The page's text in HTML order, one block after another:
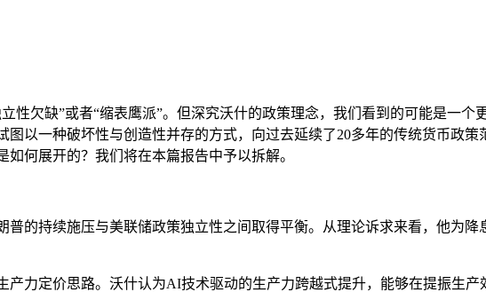
性欠缺”或者“缩表鹰派”。 但深究沃什的政策理念，我们看到的可能是一个
以一种破坏性与创造性并存的方式，向过去延续了20多年的传统货币政
何展开的？我们将在本篇报告中予以拆解。
的持续施压与美联储政策独立性之间取得平衡。
从理论诉求来看，他为
力定价思路。 沃什认为AI技术驱动的生产力跨越式提升，能够在提振生